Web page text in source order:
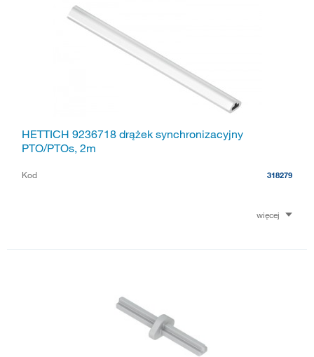
HETTICH 9236718 drążek synchronizacyjny
PTO/PTOs, 2m
Kod 318279
więcej